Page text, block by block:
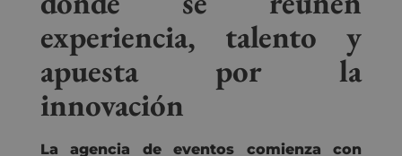
experiencia, talento y
apuesta por la
innovación
La agencia de eventos comienza con